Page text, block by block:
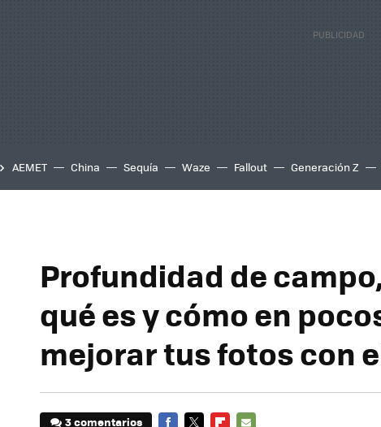
AEMET China Sequía Waze Fallout Generación Z
Profundidad de
qué es y cómo en
mejorar tus fotos con
3 comentarios